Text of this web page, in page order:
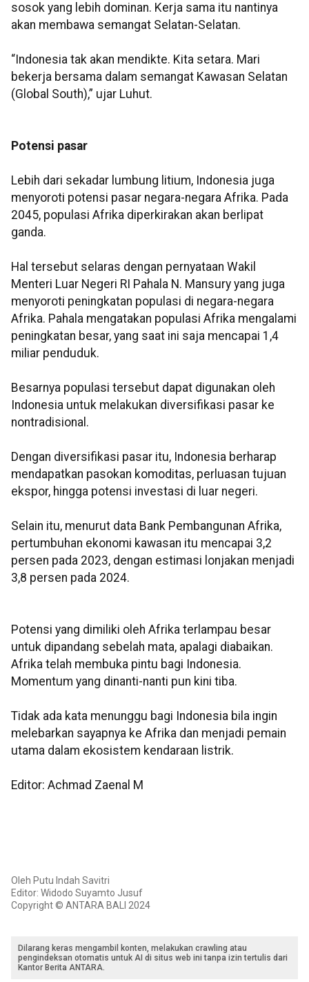
sosok yang lebih dominan. Kerja sama itu nantinya
akan membawa semangat Selatan-Selatan.
“Indonesia tak akan mendikte. Kita setara. Mari
bekerja bersama dalam semangat Kawasan Selatan
(Global South),” ujar Luhut.
Potensi pasar
Lebih dari sekadar lumbung litium, Indonesia juga
menyoroti potensi pasar negara-negara Afrika. Pada
2045, populasi Afrika diperkirakan akan berlipat
ganda.
Hal tersebut selaras dengan pernyataan Wakil
Menteri Luar Negeri RI Pahala N. Mansury yang juga
menyoroti peningkatan populasi di negara-negara
Afrika. Pahala mengatakan populasi Afrika mengalami
peningkatan besar, yang saat ini saja mencapai 1,4
miliar penduduk.
Besarnya populasi tersebut dapat digunakan oleh
Indonesia untuk melakukan diversifikasi pasar ke
nontradisional.
Dengan diversifikasi pasar itu, Indonesia berharap
mendapatkan pasokan komoditas, perluasan tujuan
ekspor, hingga potensi investasi di luar negeri.
Selain itu, menurut data Bank Pembangunan Afrika,
pertumbuhan ekonomi kawasan itu mencapai 3,2
persen pada 2023, dengan estimasi lonjakan menjadi
3,8 persen pada 2024.
Potensi yang dimiliki oleh Afrika terlampau besar
untuk dipandang sebelah mata, apalagi diabaikan.
Afrika telah membuka pintu bagi Indonesia.
Momentum yang dinanti-nanti pun kini tiba.
Tidak ada kata menunggu bagi Indonesia bila ingin
melebarkan sayapnya ke Afrika dan menjadi pemain
utama dalam ekosistem kendaraan listrik.
Editor: Achmad Zaenal M
Oleh Putu Indah Savitri
Editor: Widodo Suyamto Jusuf
Copyright © ANTARA BALI 2024
Dilarang keras mengambil konten, melakukan crawling atau
pengindeksan otomatis untuk AI di situs web ini tanpa izin tertulis dari
Kantor Berita ANTARA.